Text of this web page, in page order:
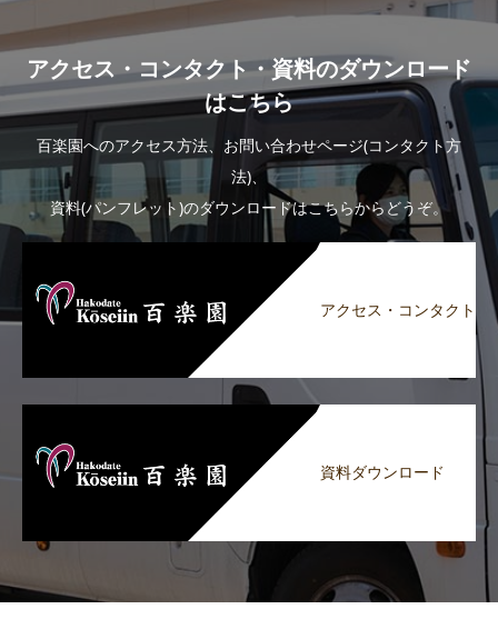
アクセス・コンタクト・資料のダウンロード
はこちら
百楽園へのアクセス方法、お問い合わせページ(コンタクト方
法)、
資料(パンフレット)のダウンロードはこちらからどうぞ。
アクセス・コンタクト
資料ダウンロード